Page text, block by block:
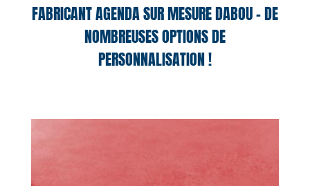
FABRICANT AGENDA SUR MESURE DABOU – DE
NOMBREUSES OPTIONS DE
PERSONNALISATION !